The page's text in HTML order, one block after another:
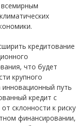
всемирным
кредитование
что будет
крупного
инновационный путь
кредит с
склонности к риску
финансировании,